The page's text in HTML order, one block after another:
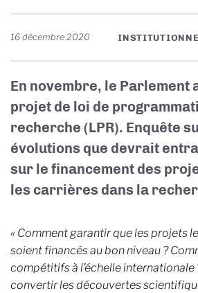
16 décembre 2020
En novembre, le Parlement
projet de loi de
recherche (LPR). Enquête
évolutions que devrait
sur le financement des
les carrières dans la
« Comment garantir que les projets
soient financés au bon niveau ?
compétitifs à l’échelle internationale
convertir les découvertes